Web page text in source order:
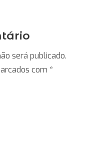
será publicado.
com *